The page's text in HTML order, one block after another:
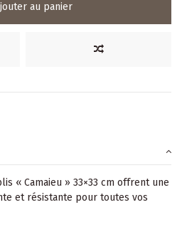
au panier
« Camaieu » 33×33 cm offrent une
et résistante pour toutes vos